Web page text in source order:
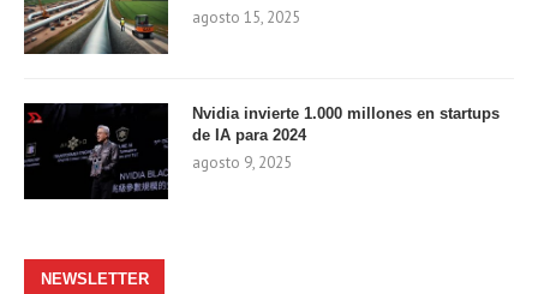
agosto 15, 2025
Nvidia invierte 1.000 millones en startups
de IA para 2024
agosto 9, 2025
NEWSLETTER